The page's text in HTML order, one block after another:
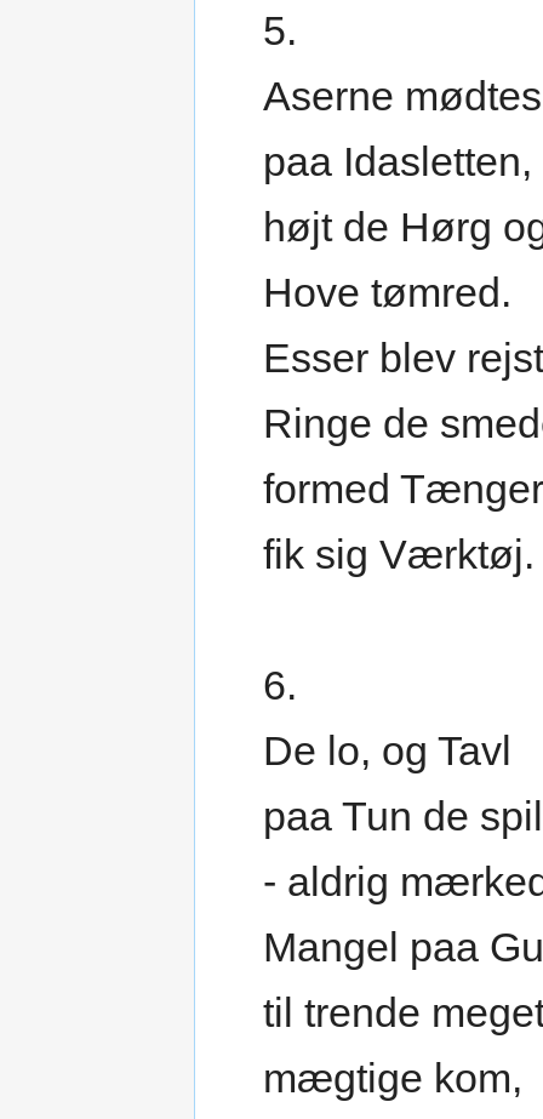
5.
Aserne mødtes
paa Idasletten,
højt de Hørg
Hove tømred.
Esser blev
Ringe de
formed
fik sig Værktøj.
6.
De lo, og Tavl
paa Tun de
- aldrig
Mangel paa
til trende
mægtige kom,